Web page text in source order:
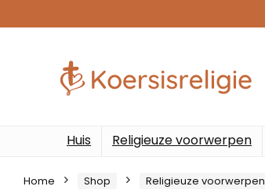
Huis Religieuze voorwerpen
Home Shop Religieuze voorwerpen